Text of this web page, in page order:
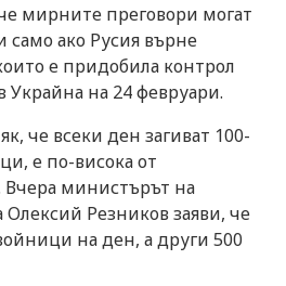
мирните преговори могат
само ако Русия върне
е придобила контрол
Украйна на 24 февруари.
че всеки ден загиват 100-
е по-висока от
министърът на
Олексий Резников заяви, че
на ден, а други 500